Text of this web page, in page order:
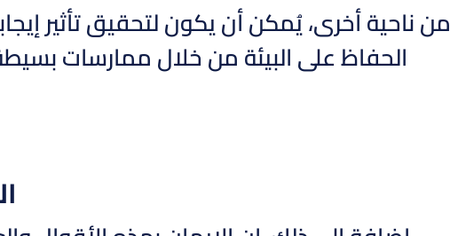
من ناحية أخرى، يُمكن أن يكون لتحقيق تأثير
الحفاظ على البيئة من خلال ممارسات